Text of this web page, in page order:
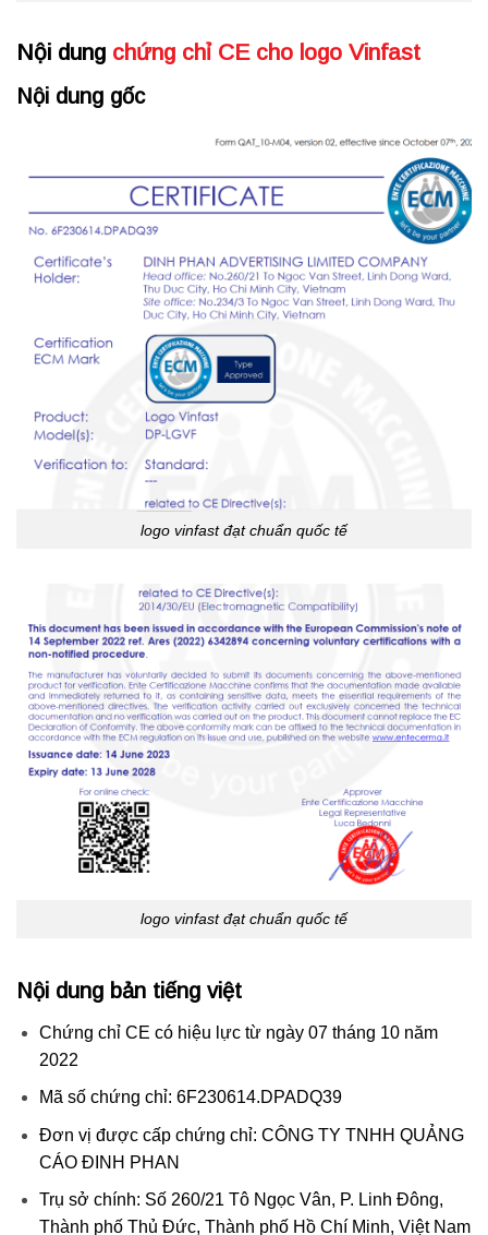
Nội dung chứng chỉ CE cho logo Vinfast
Nội dung gốc
logo vinfast đạt chuẩn quốc tế
logo vinfast đạt chuẩn quốc tế
Nội dung bản tiếng việt
Chứng chỉ CE có hiệu lực từ ngày 07 tháng 10 năm
2022
Mã số chứng chỉ: 6F230614.DPADQ39
Đơn vị được cấp chứng chỉ: CÔNG TY TNHH QUẢNG
CÁO ĐINH PHAN
Trụ sở chính: Số 260/21 Tô Ngọc Vân, P. Linh Đông,
Thành phố Thủ Đức, Thành phố Hồ Chí Minh, Việt Nam